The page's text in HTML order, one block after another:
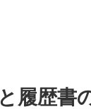
履歴書